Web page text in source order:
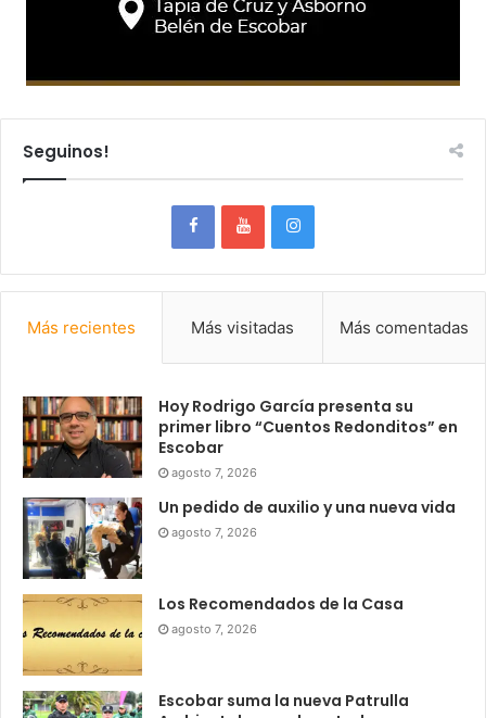
Seguinos!
Más recientes Más visitadas Más comentadas
Hoy Rodrigo García presenta su
primer libro “Cuentos Redonditos” en
Escobar
agosto 7, 2026
Un pedido de auxilio y una nueva vida
agosto 7, 2026
Los Recomendados de la Casa
agosto 7, 2026
Escobar suma la nueva Patrulla